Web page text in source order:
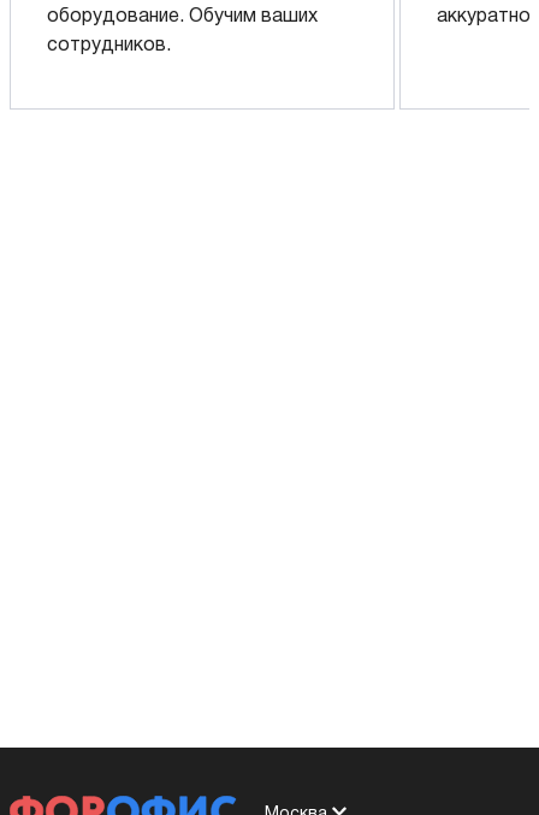
оборудование. Обучим ваших
сотрудников.
аккуратно